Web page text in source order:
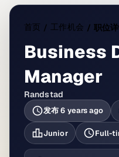
首页 / 工作机会 / 职位
Business
Manager
Randstad
发布6 years ago
Junior Full-